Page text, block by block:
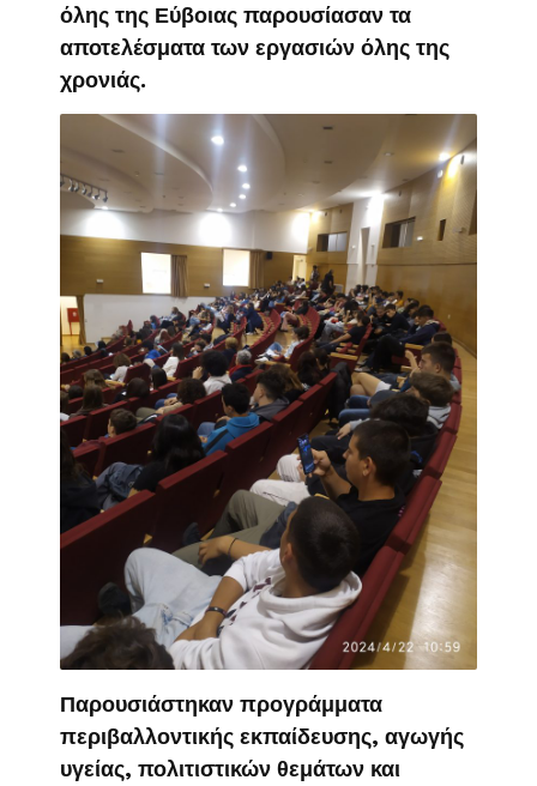
όλης της Εύβοιας παρουσίασαν τα
αποτελέσματα των εργασιών όλης της
χρονιάς.
Παρουσιάστηκαν προγράμματα
περιβαλλοντικής εκπαίδευσης, αγωγής
υγείας, πολιτιστικών θεμάτων και